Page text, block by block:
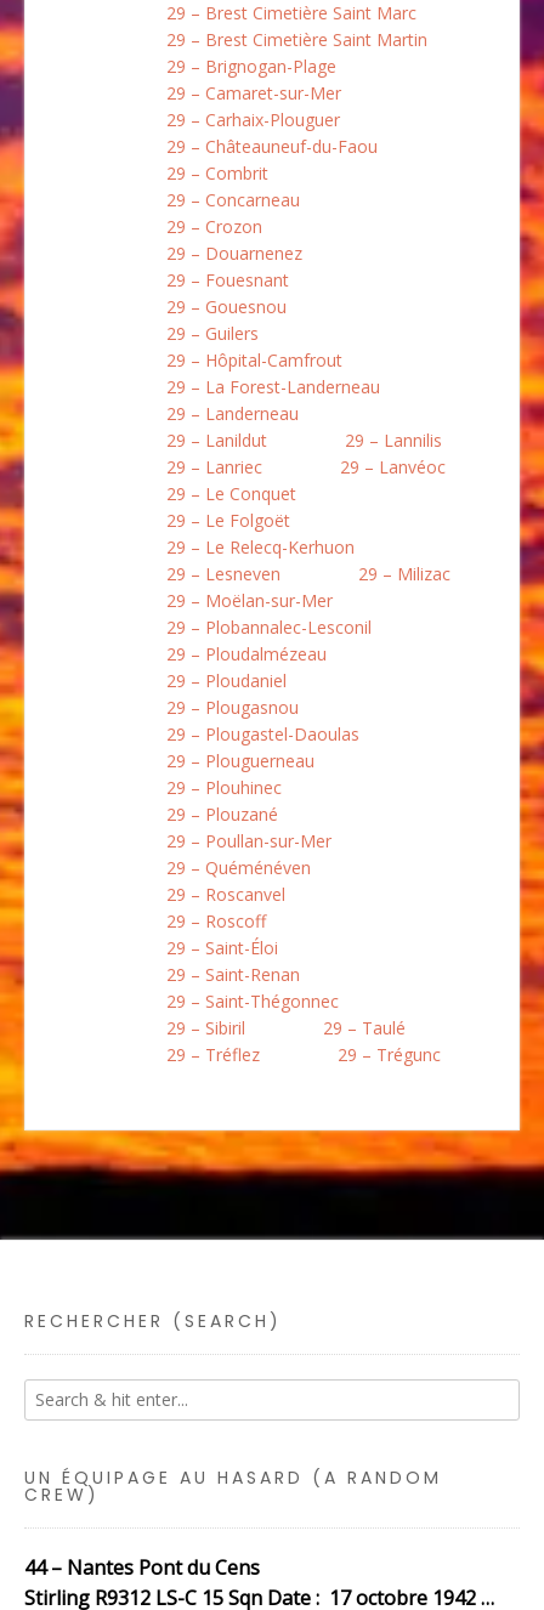
29 – Brest Cimetière Saint Marc
29 – Brest Cimetière Saint Martin
29 – Brignogan-Plage
29 – Camaret-sur-Mer
29 – Carhaix-Plouguer
29 – Châteauneuf-du-Faou
29 – Combrit
29 – Concarneau
29 – Crozon
29 – Douarnenez
29 – Fouesnant
29 – Gouesnou
29 – Guilers
29 – Hôpital-Camfrout
29 – La Forest-Landerneau
29 – Landerneau
29 – Lanildut
29 – Lannilis
29 – Lanriec
29 – Lanvéoc
29 – Le Conquet
29 – Le Folgoët
29 – Le Relecq-Kerhuon
29 – Lesneven
29 – Milizac
29 – Moëlan-sur-Mer
29 – Plobannalec-Lesconil
29 – Ploudalmézeau
29 – Ploudaniel
29 – Plougasnou
29 – Plougastel-Daoulas
29 – Plouguerneau
29 – Plouhinec
29 – Plouzané
29 – Poullan-sur-Mer
29 – Quéménéven
29 – Roscanvel
29 – Roscoff
29 – Saint-Éloi
29 – Saint-Renan
29 – Saint-Thégonnec
29 – Sibiril
29 – Taulé
29 – Tréflez
29 – Trégunc
RECHERCHER (SEARCH)
UN ÉQUIPAGE AU HASARD (A RANDOM
CREW)
44 – Nantes Pont du Cens
Stirling R9312 LS-C 15 Sqn Date : 17 octobre 1942 …